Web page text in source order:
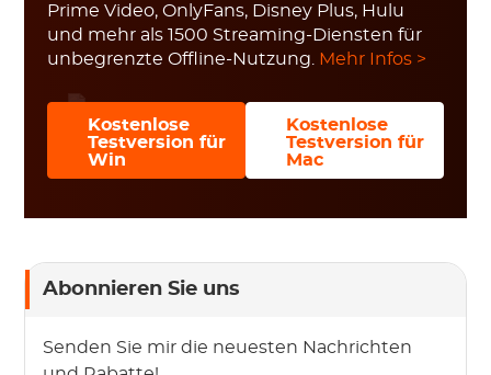
Prime Video, OnlyFans, Disney Plus, Hulu
und mehr als 1500 Streaming-Diensten für
unbegrenzte Offline-Nutzung.
Mehr Infos >
Kostenlose
Testversion für
Win
Kostenlose
Testversion für
Mac
Abonnieren Sie uns
Senden Sie mir die neuesten Nachrichten